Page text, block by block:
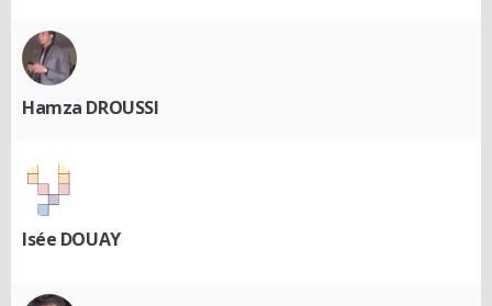
Hamza DROUSSI
Isée DOUAY